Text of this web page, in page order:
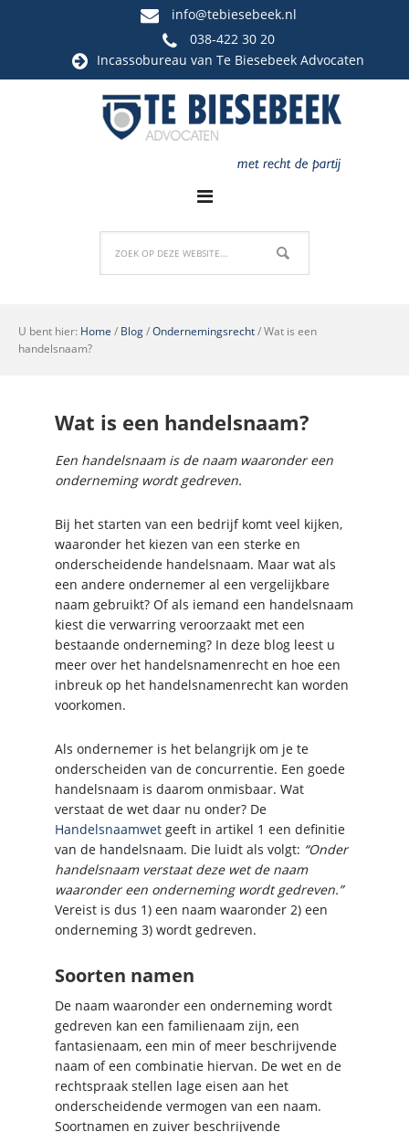
info@tebiesebeek.nl
038-422 30 20
Incassobureau van Te Biesebeek Advocaten
U bent hier: Home / Blog/Ondernemingsrecht/Wat is een
handelsnaam?
Wat is een handelsnaam?
Een handelsnaam is de naam waaronder een
onderneming wordt gedreven.
Bij het starten van een bedrijf komt veel kijken,
waaronder het kiezen van een sterke en
onderscheidende handelsnaam. Maar wat als
een andere ondernemer al een vergelijkbare
naam gebruikt? Of als iemand een handelsnaam
kiest die verwarring veroorzaakt met een
bestaande onderneming? In deze blog leest u
meer over het handelsnamenrecht en hoe een
inbreuk op het handelsnamenrecht kan worden
voorkomen.
Als ondernemer is het belangrijk om je te
onderscheiden van de concurrentie. Een goede
handelsnaam is daarom onmisbaar. Wat
verstaat de wet daar nu onder? De
Handelsnaamwet geeft in artikel 1 een definitie
van de handelsnaam. Die luidt als volgt: “Onder
handelsnaam verstaat deze wet de naam
waaronder een onderneming wordt gedreven.”
Vereist is dus 1) een naam waaronder 2) een
onderneming 3) wordt gedreven.
Soorten namen
De naam waaronder een onderneming wordt
gedreven kan een familienaam zijn, een
fantasienaam, een min of meer beschrijvende
naam of een combinatie hiervan. De wet en de
rechtspraak stellen lage eisen aan het
onderscheidende vermogen van een naam.
Soortnamen en zuiver beschrijvende